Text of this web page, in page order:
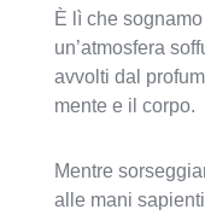
È lì che
un’atmosfera
avvolti dal
mente e il corpo.
Mentre
alle mani sapienti